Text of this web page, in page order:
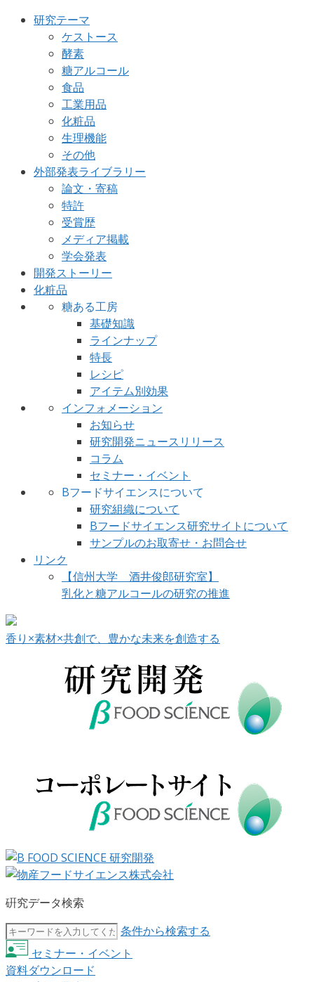
研究テーマ
ケストース
酵素
糖アルコール
食品
工業用品
化粧品
生理機能
その他
外部発表ライブラリー
論文・寄稿
特許
受賞歴
メディア掲載
学会発表
開発ストーリー
化粧品
糖ある工房
基礎知識
ラインナップ
特長
レシピ
アイテム別効果
インフォメーション
お知らせ
研究開発ニュースリリース
コラム
セミナー・イベント
Bフードサイエンスについて
研究組織について
Bフードサイエンス研究サイトについて
サンプルのお取寄せ・お問合せ
リンク
【信州大学 酒井俊郎研究室】
乳化と糖アルコールの研究の推進
香り×素材×共創で、豊かな未来を創造する
硏究データ検索
条件から検索する
セミナー・イベント
資料ダウンロード